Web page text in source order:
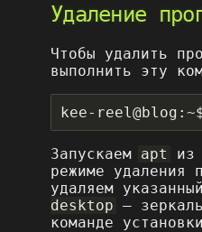
Удаление
Чтобы удалить
выполнить эту
Запускаем apt из
режиме удаления
удаляем
desktop –
команде